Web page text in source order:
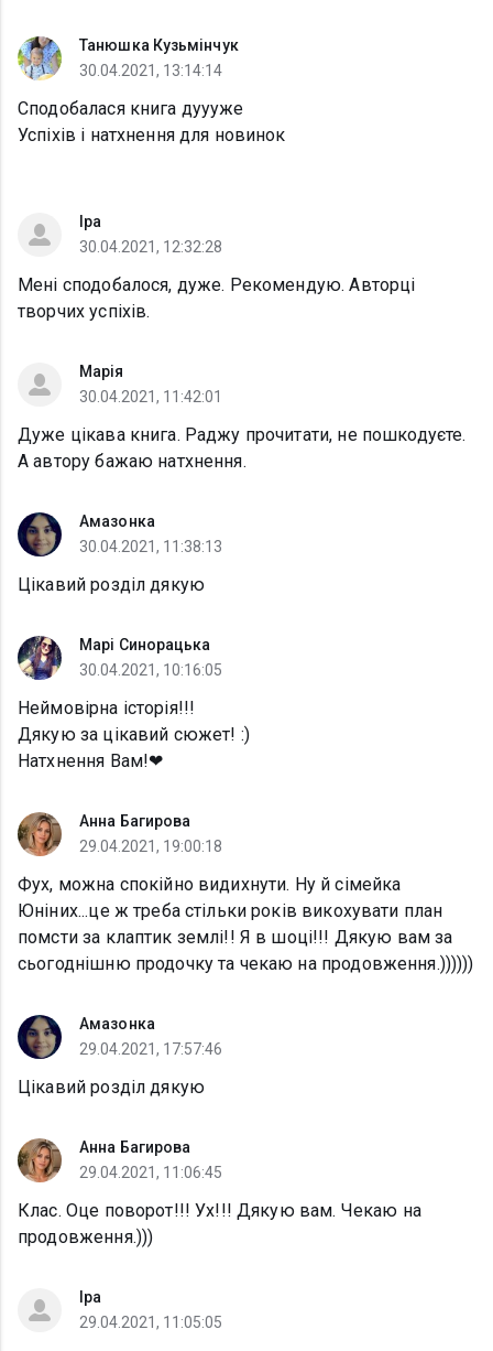
Танюшка Кузьмінчук
30.04.2021, 13:14:14
Сподобалася книга дуууже
Успіхів і натхнення для новинок
Іра
30.04.2021, 12:32:28
Мені сподобалося, дуже. Рекомендую. Авторці
творчих успіхів.
Марія
30.04.2021, 11:42:01
Дуже цікава книга. Раджу прочитати, не пошкодуєте.
А автору бажаю натхнення.
Амазонка
30.04.2021, 11:38:13
Цікавий розділ дякую
Марі Синорацька
30.04.2021, 10:16:05
Неймовірна історія!!!
Дякую за цікавий сюжет! :)
Натхнення Вам!❤
Анна Багирова
29.04.2021, 19:00:18
Фух, можна спокійно видихнути. Ну й сімейка
Юніних...це ж треба стільки років викохувати план
помсти за клаптик землі!! Я в шоці!!! Дякую вам за
сьогоднішню продочку та чекаю на продовження.))))))
Амазонка
29.04.2021, 17:57:46
Цікавий розділ дякую
Анна Багирова
29.04.2021, 11:06:45
Клас. Оце поворот!!! Ух!!! Дякую вам. Чекаю на
продовження.)))
Іра
29.04.2021, 11:05:05